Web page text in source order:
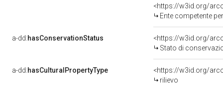
<https://w3id.org/
Ente competente per
a-dd:hasConservationStatus
<https://w3id.org/
Stato di
a-dd:hasCulturalPropertyType
<https://w3id.org/
rilievo